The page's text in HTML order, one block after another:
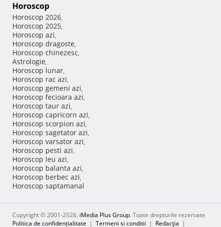
Horoscop
Horoscop 2026,
Horoscop 2025,
Horoscop azi,
Horoscop dragoste,
Horoscop chinezesc,
Astrologie,
Horoscop lunar,
Horoscop rac azi,
Horoscop gemeni azi,
Horoscop fecioara azi,
Horoscop taur azi,
Horoscop capricorn azi,
Horoscop scorpion azi,
Horoscop sagetator azi,
Horoscop varsator azi,
Horoscop pesti azi,
Horoscop leu azi,
Horoscop balanta azi,
Horoscop berbec azi,
Horoscop saptamanal
Copyright © 2001-2026, iMedia Plus Group. Toate drepturile rezervate
Politica de confidențialitate | Termeni si conditii | Redacţia |